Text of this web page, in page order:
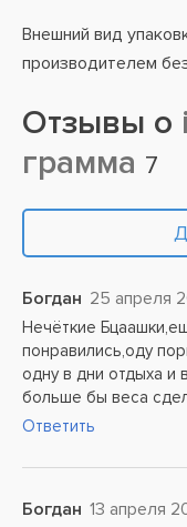
Внешний вид
производителем
Отзывы о
грамма 7
Богдан 25 апреля
Нечёткие
понравились,оду
одну в дни отдыха и
больше бы веса
Ответить
Богдан 13 апреля